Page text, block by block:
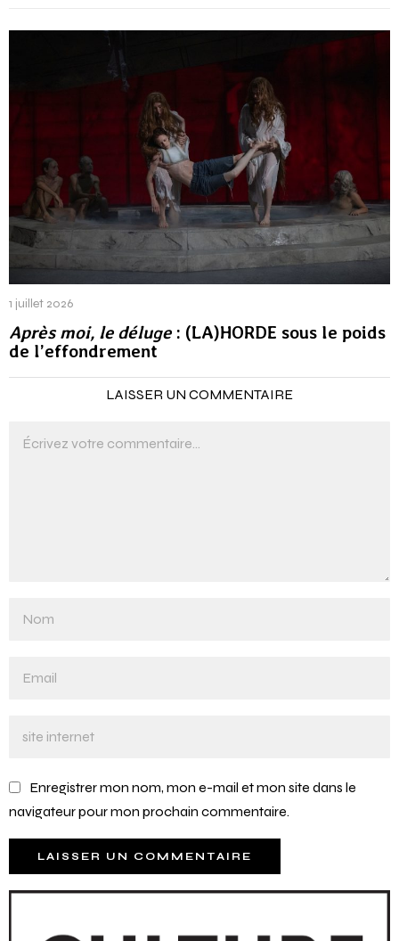
1 juillet 2026
Après moi, le déluge: (LA)HORDE sous le poids
de l’effondrement
LAISSER UN COMMENTAIRE
Enregistrer mon nom, mon e-mail et mon site dans le
navigateur pour mon prochain commentaire.